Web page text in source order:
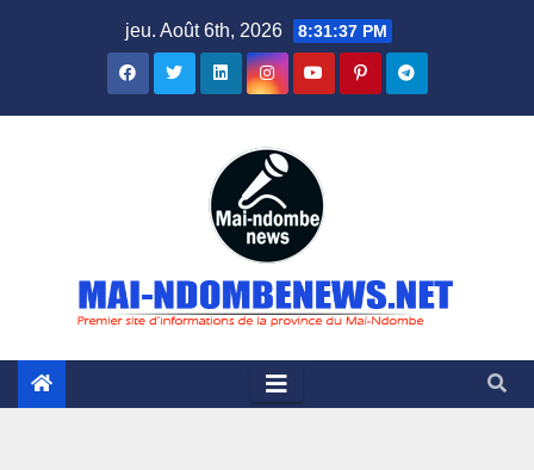
jeu. Août 6th, 2026 8:31:37 PM